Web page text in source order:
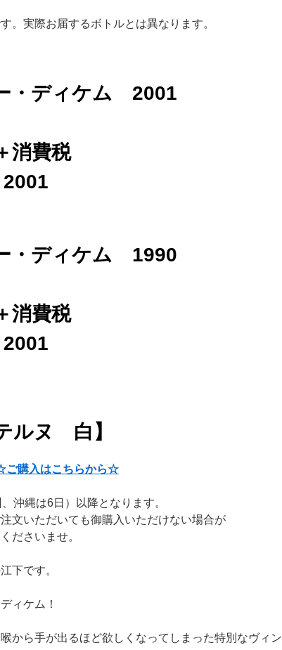
。実際お届するボトルとは異なります。
・ディケム 2001
消費税
・ディケム 1990
消費税
ルヌ 白】
ご購入はこちらから☆
沖縄は6日）以降となります。
文いただいても御購入いただけない場合が
ださいませ。
下です。
ィケム！
から手が出るほど欲しくなってしまった特別なヴィン